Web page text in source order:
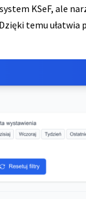
KSeF, ale
temu ułatwia